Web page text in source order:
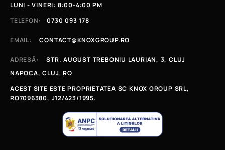
LUNI - VINERI: 8:00-4:00 PM
TELEFON:
0730 093 178
EMAIL: CONTACT@KNOXGROUP.RO
ADRESĂ:
STR. AUGUST TREBONIU LAURIAN, 3, CLUJ
NAPOCA, CLUJ, RO
ACEST SITE ESTE PROPRIETATEA SC KNOX GROUP SRL,
RO7096380, J12/423/1995.